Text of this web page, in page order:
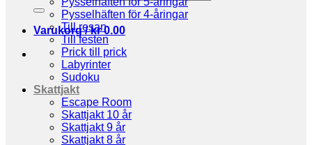
Varukorg /kr0.00
Pysselhäften för 4-åringar
Till resan
Till festen
Prick till prick
Labyrinter
Sudoku
Skattjakt
Escape Room
Skattjakt 10 år
Skattjakt 9 år
Skattjakt 8 år